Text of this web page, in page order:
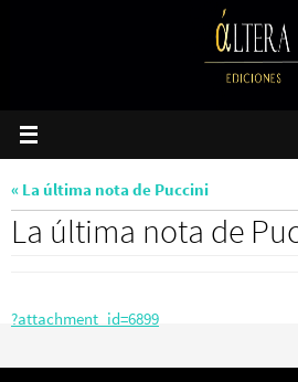
« La última nota de Puccini
La última nota de
?attachment_id=6899